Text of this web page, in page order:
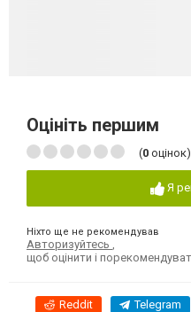
Оцініть першим
(0 оцінок)
Я
Ніхто ще не рекомендував
Авторизуйтесь
щоб оцінити і
Reddit Telegram